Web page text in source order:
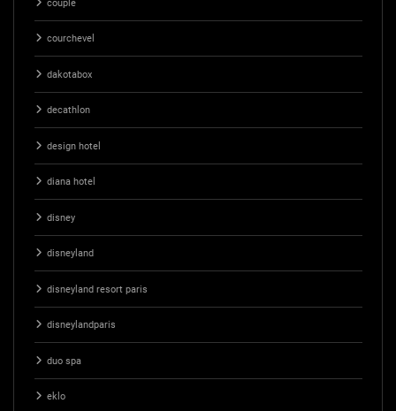
couple
courchevel
dakotabox
decathlon
design hotel
diana hotel
disney
disneyland
disneyland resort paris
disneylandparis
duo spa
eklo